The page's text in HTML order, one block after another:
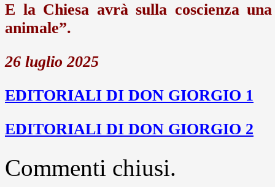
E la Chiesa avrà sulla coscienza
animale”.
26 luglio 2025
EDITORIALI DI DON GIORGIO 1
EDITORIALI DI DON GIORGIO 2
Commenti chiusi.